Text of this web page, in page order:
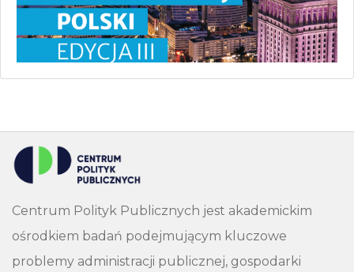
Centrum Polityk Publicznych jest akademickim
ośrodkiem badań podejmującym kluczowe
problemy administracji publicznej, gospodarki